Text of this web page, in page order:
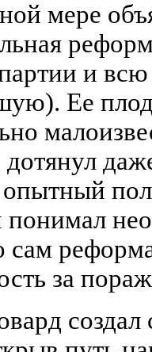
мере
и
Ее
понимал
сам
за
создал